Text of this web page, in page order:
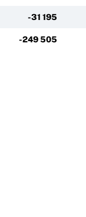
-31 195
-249 505